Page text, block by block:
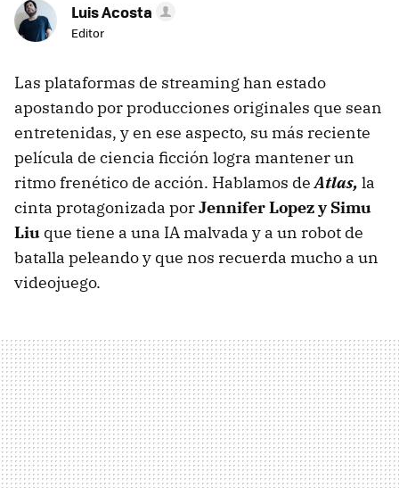
Luis Acosta
Editor
Las plataformas de streaming han estado
apostando por producciones originales que sean
entretenidas, y en ese aspecto, su más reciente
película de ciencia ficción logra mantener un
ritmo frenético de acción. Hablamos deAtlas, la
cinta protagonizada porJennifer Lopez y Simu
Liu que tiene a una IA malvada y a un robot de
batalla peleando y que nos recuerda mucho a un
videojuego.